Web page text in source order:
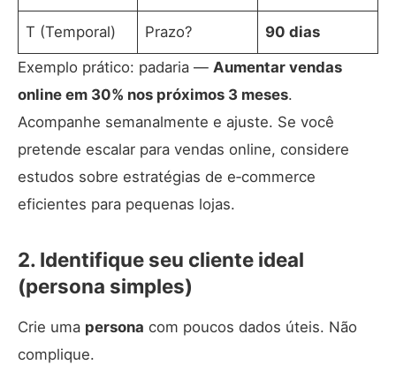
T (Temporal) Prazo?
90 dias
Exemplo prático: padaria — Aumentar vendas
online em 30% nos próximos 3 meses.
Acompanhe semanalmente e ajuste. Se você
pretende escalar para vendas online, considere
estudos sobre estratégias de e‑commerce
eficientes para pequenas lojas.
2. Identifique seu cliente ideal
(persona simples)
Crie uma persona com poucos dados úteis. Não
complique.